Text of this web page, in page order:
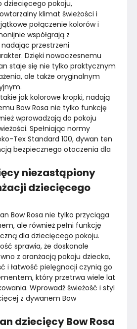
Złożony
dziecięcego pokoju,
klimat świeżości i
połączenie kolorów i
współgrają z
przestrzeni
Dzięki nowoczesnemu
staje się nie tylko praktycznym
ale także oryginalnym
jak kolorowe kropki, nadają
Bow Rosa nie tylko funkcję
wprowadzają do pokoju
Spełniając normy
Tex Standard 100, dywan ten
bezpiecznego otoczenia dla
niezastąpiony
dziecięcego
Bow Rosa nie tylko przyciąga
ale również pełni funkcję
dla dziecięcego pokoju.
sprawia, że doskonale
z aranżacją pokoju dziecka,
i łatwość pielęgnacji czynią go
który przetrwa wiele lat
Wprowadź świeżość i styl
z dywanem Bow
dziecięcy Bow Rosa